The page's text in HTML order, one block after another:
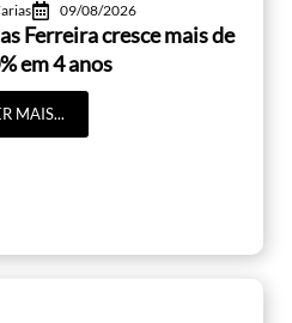
09/08/2026
Ferreira cresce mais de
em 4 anos
MAIS...